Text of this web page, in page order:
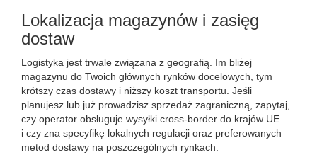
Lokalizacja magazynów i zasięg
dostaw
Logistyka jest trwale związana z geografią. Im bliżej
magazynu do Twoich głównych rynków docelowych, tym
krótszy czas dostawy i niższy koszt transportu. Jeśli
planujesz lub już prowadzisz sprzedaż zagraniczną, zapytaj,
czy operator obsługuje wysyłki cross-border do krajów UE
i czy zna specyfikę lokalnych regulacji oraz preferowanych
metod dostawy na poszczególnych rynkach.